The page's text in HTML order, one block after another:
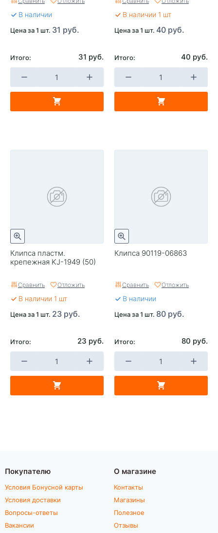
В наличии
Цена за 1 шт. 31 руб.
Итого: 31 руб.
В наличии 1 шт
Цена за 1 шт. 40 руб.
Итого: 40 руб.
Клипса пластм.
крепежная KJ-1949 (50)
Сравнить Отложить
В наличии 1 шт
Цена за 1 шт. 23 руб.
Итого: 23 руб.
Клипса 90119-06863
Сравнить Отложить
В наличии
Цена за 1 шт. 80 руб.
Итого: 80 руб.
Покупателю
Условия Бонусной карты
Условия доставки
Вопросы-ответы
Вакансии
О магазине
Контакты
Магазины
Полезное
Отзывы